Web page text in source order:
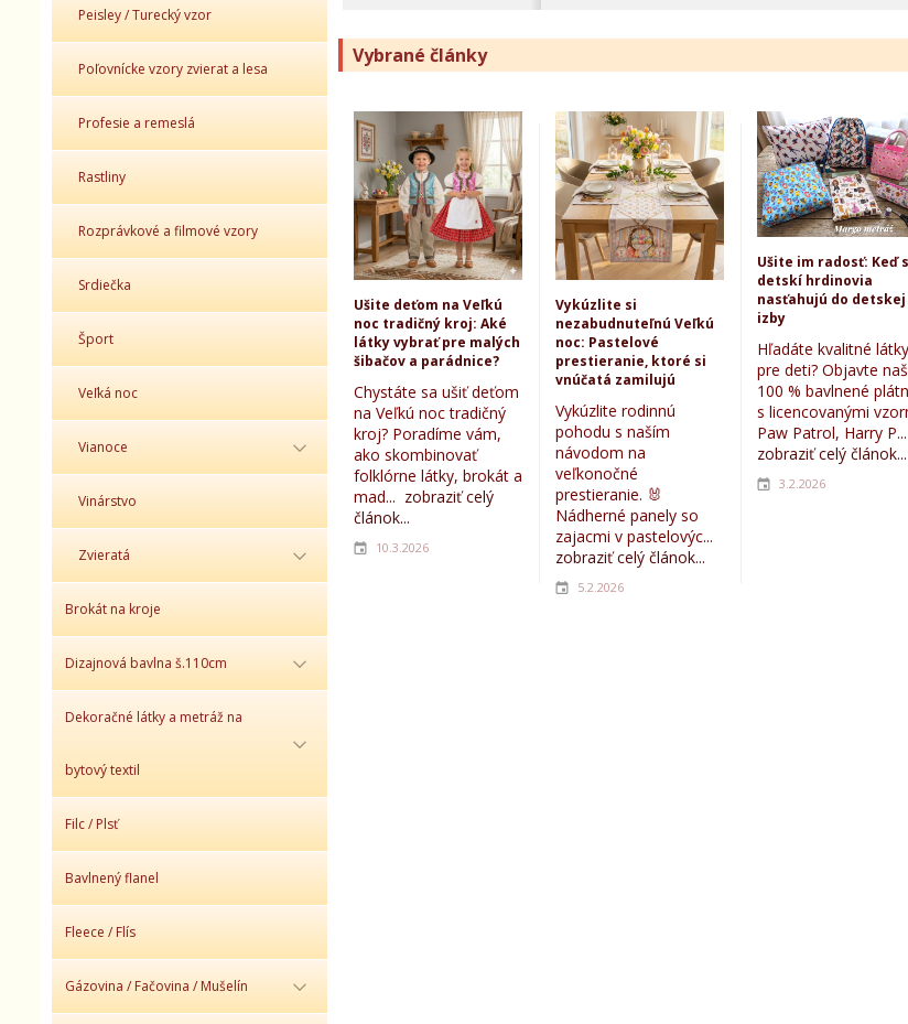
Peisley / Turecký vzor
Poľovnícke vzory zvierat a lesa
Profesie a remeslá
Rastliny
Rozprávkové a filmové vzory
Srdiečka
Šport
Veľká noc
Vianoce
Vinárstvo
Zvieratá
Brokát na kroje
Dizajnová bavlna š.110cm
Dekoračné látky a metráž na
bytový textil
Filc / Plsť
Bavlnený flanel
Fleece / Flís
Gázovina / Fačovina / Mušelín
Vybrané články
Ušite deťom na Veľkú
noc tradičný kroj: Aké
látky vybrať pre malých
šibačov a parádnice?
Chystáte sa ušiť deťom
na Veľkú noc tradičný
kroj? Poradíme vám,
ako skombinovať
folklórne látky, brokát a
mad... zobraziť celý
článok...
10.3.2026
Vykúzlite si
nezabudnuteľnú Veľkú
noc: Pastelové
prestieranie, ktoré si
vnúčatá zamilujú
Vykúzlite rodinnú
pohodu s naším
návodom na
veľkonočné
prestieranie. 🐰
Nádherné panely so
zajacmi v pastelovýc...
zobraziť celý článok...
5.2.2026
Ušite im radosť: Keď
detskí hrdinovia
nasťahujú do detskej
izby
Hľadáte kvalitné látky
pre deti? Objavte
100 % bavlnené
s licencovanými
Paw Patrol, Harry P...
zobraziť celý článok...
3.2.2026